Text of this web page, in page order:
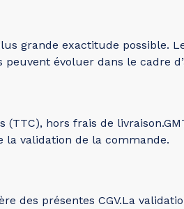
grande exactitude
évoluer dans le cadre
hors frais de
validation de la commande.
des présentes CGV.La